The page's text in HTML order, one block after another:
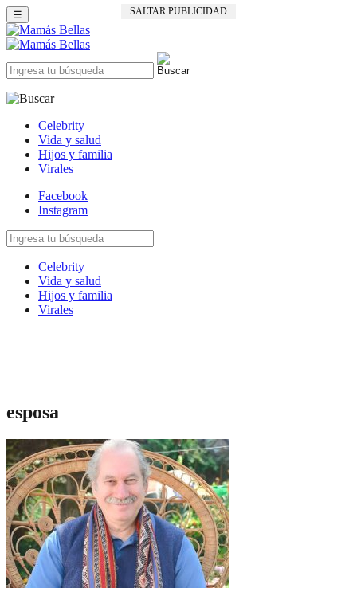
SALTAR PUBLICIDAD
☰
Celebrity
Vida y salud
Hijos y familia
Virales
Facebook
Instagram
Celebrity
Vida y salud
Hijos y familia
Virales
esposa